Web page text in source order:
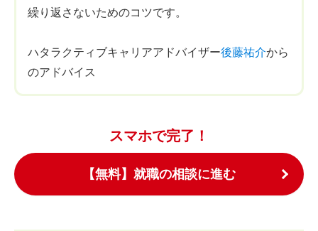
繰り返さないためのコツです。
ハタラクティブキャリアアドバイザー後藤祐介から
のアドバイス
スマホで完了！
【無料】就職の相談に進む